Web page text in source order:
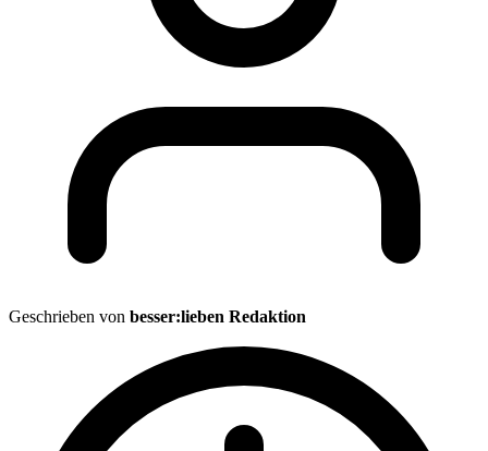
Geschrieben von besser:lieben Redaktion